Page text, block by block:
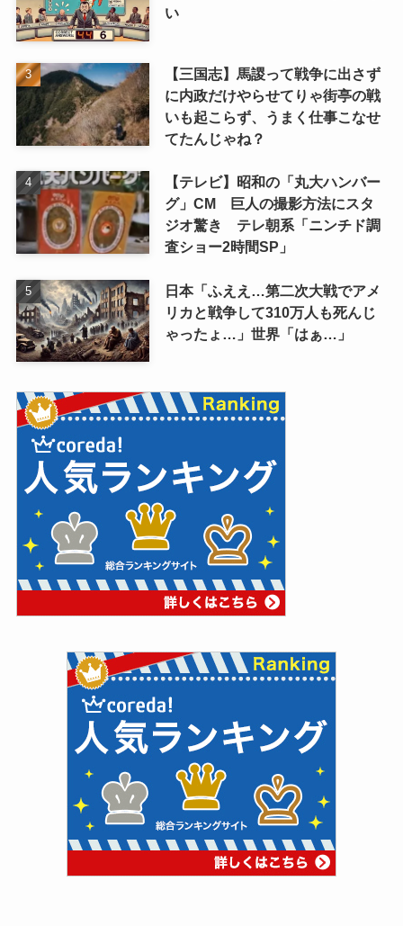
い
【三国志】馬謖って戦争に出さず
に内政だけやらせてりゃ街亭の戦
いも起こらず、うまく仕事こなせ
てたんじゃね？
【テレビ】昭和の「丸大ハンバー
グ」CM 巨人の撮影方法にスタ
ジオ驚き テレ朝系「ニンチド調
査ショー2時間SP」
日本「ふええ…第二次大戦でアメ
リカと戦争して310万人も死んじ
ゃったょ…」世界「はぁ…」